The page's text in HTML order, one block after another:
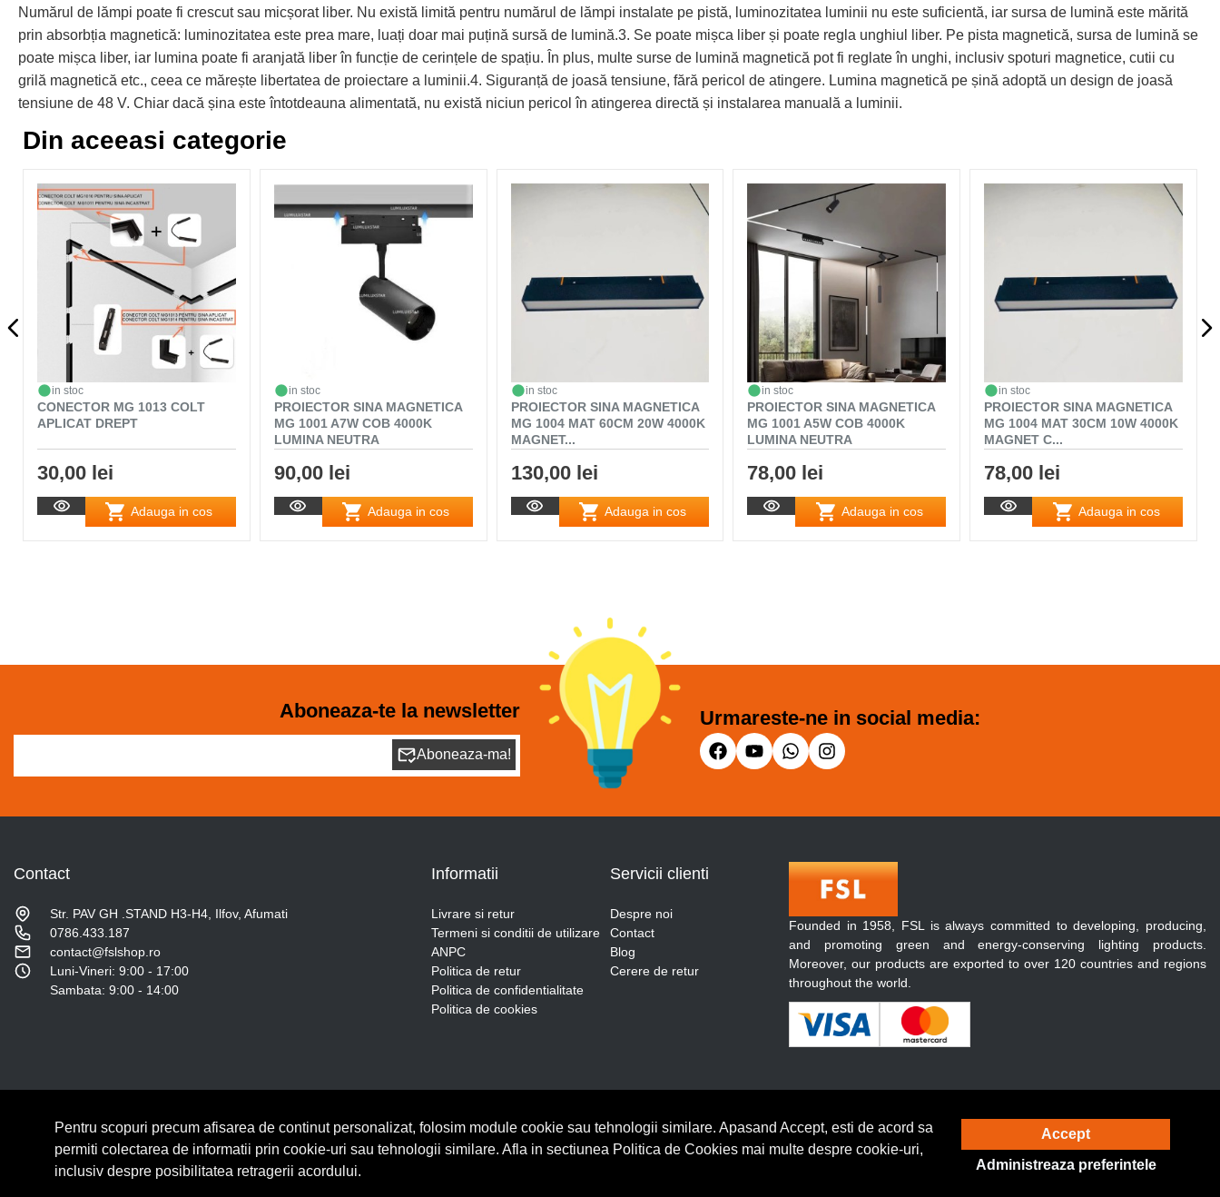
Numărul de lămpi poate fi crescut sau micșorat liber. Nu există limită pentru numărul de lămpi instalate pe pistă, luminozitatea luminii nu este suficientă, iar sursa de lumină este mărită
prin absorbția magnetică: luminozitatea este prea mare, luați doar mai puțină sursă de lumină.3. Se poate mișca liber și poate regla unghiul liber. Pe pista magnetică, sursa de lumină se
poate mișca liber, iar lumina poate fi aranjată liber în funcție de cerințele de spațiu. În plus, multe surse de lumină magnetică pot fi reglate în unghi, inclusiv spoturi magnetice, cutii cu
grilă magnetică etc., ceea ce mărește libertatea de proiectare a luminii.4. Siguranță de joasă tensiune, fără pericol de atingere. Lumina magnetică pe șină adoptă un design de joasă
tensiune de 48 V. Chiar dacă șina este întotdeauna alimentată, nu există niciun pericol în atingerea directă și instalarea manuală a luminii.
Din aceeasi categorie
in stoc
CONECTOR MG 1013 COLT
APLICAT DREPT
30,00 lei
Adauga in cos
in stoc
PROIECTOR SINA MAGNETICA
MG 1001 A7W COB 4000K
LUMINA NEUTRA
90,00 lei
Adauga in cos
in stoc
PROIECTOR SINA MAGNETICA
MG 1004 MAT 60CM 20W 4000K
MAGNET...
130,00 lei
Adauga in cos
in stoc
PROIECTOR SINA MAGNETICA
MG 1001 A5W COB 4000K
LUMINA NEUTRA
78,00 lei
Adauga in cos
in stoc
PROIECTOR SINA MAGNETICA
MG 1004 MAT 30CM 10W 4000K
MAGNET C...
78,00 lei
Adauga in cos
Aboneaza-te la newsletter
Aboneaza-ma!
Urmareste-ne in social media:
Contact
Str. PAV GH .STAND H3-H4, Ilfov, Afumati
0786.433.187
contact@fslshop.ro
Luni-Vineri: 9:00 - 17:00
Sambata: 9:00 - 14:00
Informatii
Livrare si retur
Termeni si conditii de utilizare
ANPC
Politica de retur
Politica de confidentialitate
Politica de cookies
Servicii clienti
Despre noi
Contact
Blog
Cerere de retur
Founded in 1958, FSL is always committed to developing, producing,
and promoting green and energy-conserving lighting products.
Moreover, our products are exported to over 120 countries and regions
throughout the world.
© Copyright 2026 Lumilux. Toate drepturile rezervate. Solutie eCommerce
Pentru scopuri precum afisarea de continut personalizat, folosim module cookie sau tehnologii similare. Apasand Accept, esti de acord sa
permiti colectarea de informatii prin cookie-uri sau tehnologii similare. Afla in sectiunea Politica de Cookies mai multe despre cookie-uri,
inclusiv despre posibilitatea retragerii acordului.
Accept
Administreaza preferintele